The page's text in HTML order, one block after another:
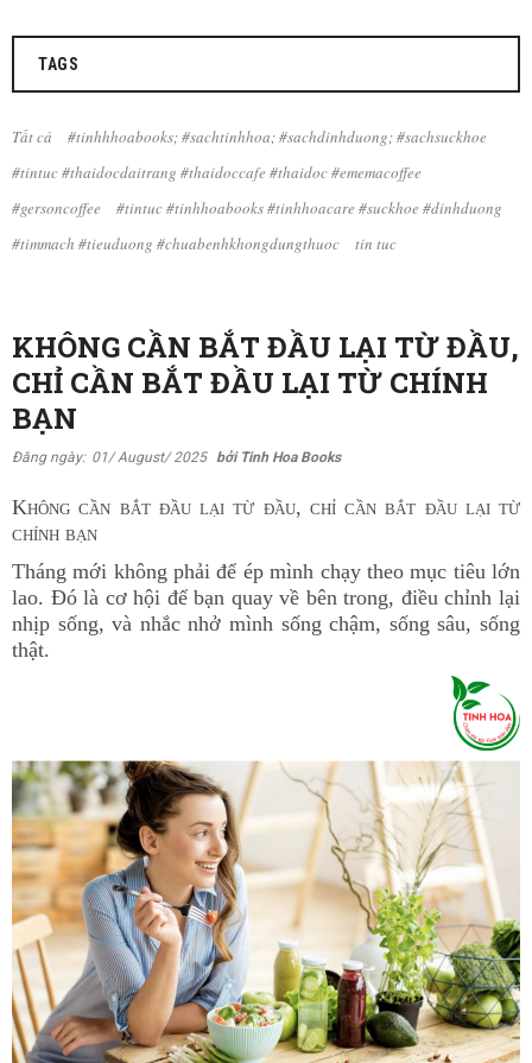
TAGS
Tất cả
#tinhhhoabooks; #sachtinhhoa; #sachdinhduong; #sachsuckhoe
#tintuc #thaidocdaitrang #thaidoccafe #thaidoc #ememacoffee
#gersoncoffee
#tintuc #tinhhoabooks #tinhhoacare #suckhoe #dinhduong
#timmach #tieuduong #chuabenhkhongdungthuoc
tin tuc
KHÔNG CẦN BẮT ĐẦU LẠI TỪ ĐẦU,
CHỈ CẦN BẮT ĐẦU LẠI TỪ CHÍNH
BẠN
Đăng ngày: 01/ August/ 2025 bởi Tinh Hoa Books
Không cần bắt đầu lại từ đầu, chỉ cần bắt đầu lại từ
chính bạn
Tháng mới không phải để ép mình chạy theo mục tiêu lớn
lao. Đó là cơ hội để bạn quay về bên trong, điều chỉnh lại
nhịp sống, và nhắc nhở mình sống chậm, sống sâu,sống
thật.